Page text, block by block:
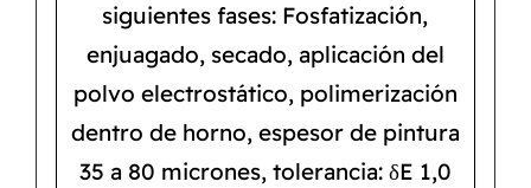
siguientes fases: Fosfatización,
enjuagado, secado, aplicación del
polvo electrostático, polimerización
dentro de horno, espesor de pintura
35 a 80 micrones, tolerancia: δE 1,0